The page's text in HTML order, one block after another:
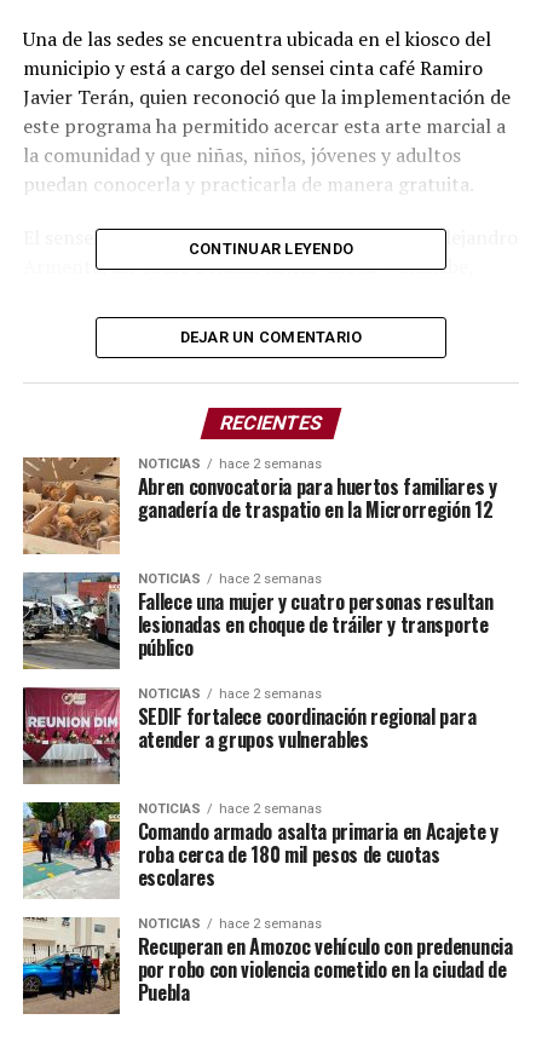
Una de las sedes se encuentra ubicada en el kiosco del
municipio y está a cargo del sensei cinta café Ramiro
Javier Terán, quien reconoció que la implementación de
este programa ha permitido acercar esta arte marcial a
la comunidad y que niñas, niños, jóvenes y adultos
puedan conocerla y practicarla de manera gratuita.
El sensei Javier Terán agradeció al gobernador Alejandro
Armenta, así como a Hansi Koichi Choda Watanabe,
campeonato “Copa Kenwa Mabuni”, por impulsar un
programa con enfoque humano que promueve el
deporte y el desarrollo integral de las personas.
Durante su intervención, destacó que el karate do es una
disciplina que fomenta el respeto, la constancia, la
perseverancia y la disciplina. Asimismo, compartió que
cuenta con 18 años de experiencia en esta arte marcial,
lo que le permite transmitir a las y los alumnos los
beneficios que ha tenido en su vida personal.
En esta sede, las prácticas se realizan al aire libre con el
propósito de que la población conozca esta disciplina y
sus beneficios físicos y psicológicos. Actualmente, se
atiende a un grupo de entre 40 y 45 alumnas y alumnos
de todas las edades, quienes entrenan en un espacio
equipado con tatamis que garantizan la seguridad
durante las prácticas.
TEMAS RELACIONADOS
ARTE MARCIAL
KARATE DO
SIGUE CON
Localiza Fiscalía de Puebla a Lidya N., reportada como
desaparecida en Acajete
CONTINUAR LEYENDO
DEJAR UN COMENTARIO
RECIENTES
NOTICIAS hace 2 semanas
Abren convocatoria para huertos familiares y
ganadería de traspatio en la Microrregión 12
NOTICIAS hace 2 semanas
Fallece una mujer y cuatro personas resultan
lesionadas en choque de tráiler y transporte
público
NOTICIAS hace 2 semanas
SEDIF fortalece coordinación regional para
atender a grupos vulnerables
NOTICIAS hace 2 semanas
Comando armado asalta primaria en Acajete y
roba cerca de 180 mil pesos de cuotas
escolares
NOTICIAS hace 2 semanas
Recuperan en Amozoc vehículo con predenuncia
por robo con violencia cometido en la ciudad de
Puebla